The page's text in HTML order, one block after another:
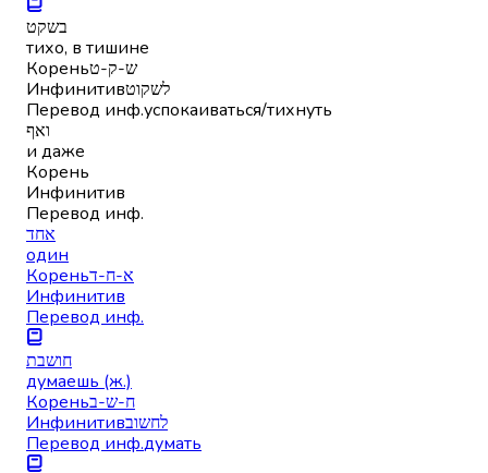
בשקט
тихо, в тишине
Кореньש-ק-ט
Инфинитивלשקוט
Перевод инф.успокаиваться/тихнуть
ואף
и даже
Корень
Инфинитив
Перевод инф.
אחד
один
Кореньא-ח-ד
Инфинитив
Перевод инф.
חושבת
думаешь (ж.)
Кореньח-ש-ב
Инфинитивלחשוב
Перевод инф.думать